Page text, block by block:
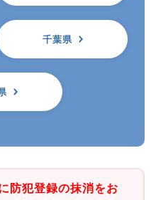
千葉県
防犯登録の抹消をお